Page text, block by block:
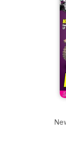
The USA